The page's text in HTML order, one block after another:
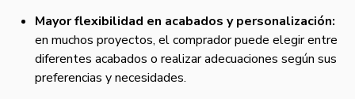
Mayor flexibilidad en acabados y personalización:
en muchos proyectos, el comprador puede elegir entre
diferentes acabados o realizar adecuaciones según sus
preferencias y necesidades.